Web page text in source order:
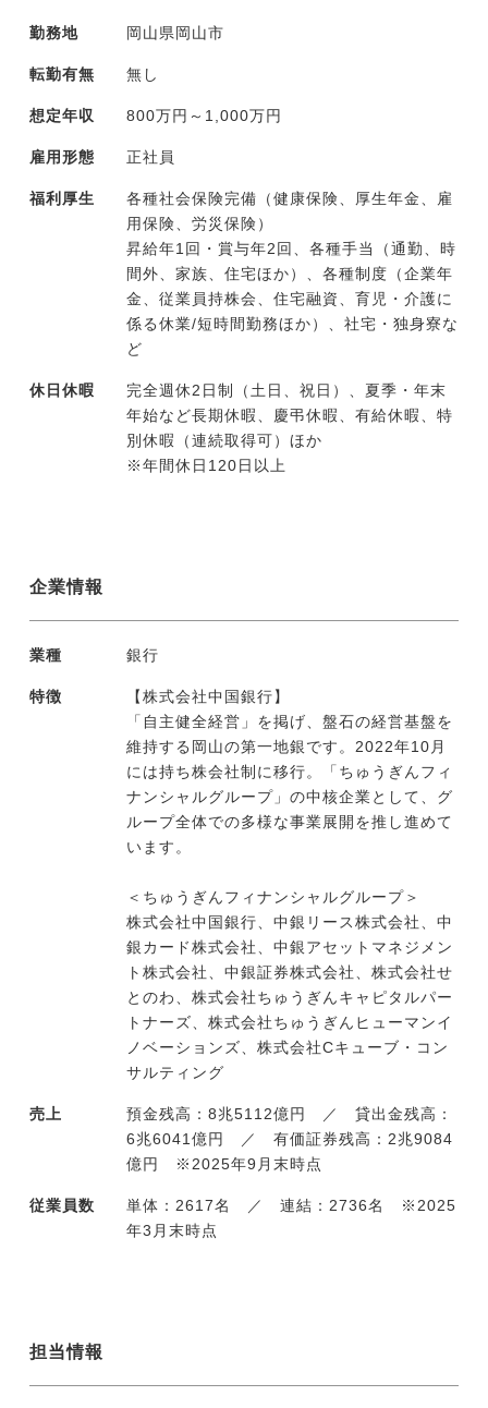
勤務地 岡山県岡山市
転勤有無 無し
想定年収 800万円～1,000万円
雇用形態 正社員
福利厚生
各種社会保険完備（健康保険、厚生年金、雇
用保険、労災保険）
昇給年1回・賞与年2回、各種手当（通勤、時
間外、家族、住宅ほか）、各種制度（企業年
金、従業員持株会、住宅融資、育児・介護に
係る休業/短時間勤務ほか）、社宅・独身寮な
ど
休日休暇
完全週休2日制（土日、祝日）、夏季・年末
年始など長期休暇、慶弔休暇、有給休暇、特
別休暇（連続取得可）ほか
※年間休日120日以上
企業情報
業種 銀行
特徴
【株式会社中国銀行】
「自主健全経営」を掲げ、盤石の経営基盤を
維持する岡山の第一地銀です。2022年10月
には持ち株会社制に移行。「ちゅうぎんフィ
ナンシャルグループ」の中核企業として、グ
ループ全体での多様な事業展開を推し進めて
います。
＜ちゅうぎんフィナンシャルグループ＞
株式会社中国銀行、中銀リース株式会社、中
銀カード株式会社、中銀アセットマネジメン
ト株式会社、中銀証券株式会社、株式会社せ
とのわ、株式会社ちゅうぎんキャピタルパー
トナーズ、株式会社ちゅうぎんヒューマンイ
ノベーションズ、株式会社Cキューブ・コン
サルティング
売上
預金残高：8兆5112億円 ／ 貸出金残高：
6兆6041億円 ／ 有価証券残高：2兆9084
億円 ※2025年9月末時点
従業員数
単体：2617名 ／ 連結：2736名 ※2025
年3月末時点
担当情報